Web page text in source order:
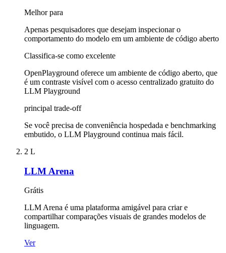
Melhor para
Apenas pesquisadores que desejam inspecionar o
comportamento do modelo em um ambiente de código aberto
Classifica-se como excelente
OpenPlayground oferece um ambiente de código aberto, que
é um contraste visível com o acesso centralizado gratuito do
LLM Playground
principal trade-off
Se você precisa de conveniência hospedada e benchmarking
embutido, o LLM Playground continua mais fácil.
2 L
LLM Arena
Grátis
LLM Arena é uma plataforma amigável para criar e
compartilhar comparações visuais de grandes modelos de
linguagem.
Ver